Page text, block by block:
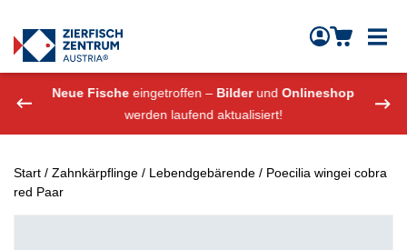
Zierfisch Aquarium Austria
Neue Fische eingetroffen – BilderundOnlineshop
werden laufend aktualisiert!
Start / Zahnkärpflinge / Lebendgebärende / Poecilia wingei cobra
red Paar